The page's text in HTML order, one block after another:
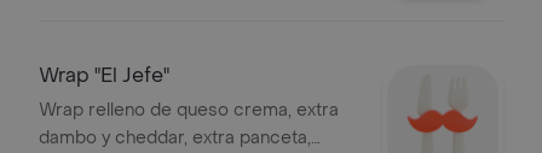
Wrap "El Jefe"
Wrap relleno de queso crema, extra
dambo y cheddar, extra panceta,